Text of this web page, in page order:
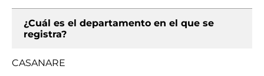
¿Cuál es el departamento en el que se
registra?
CASANARE